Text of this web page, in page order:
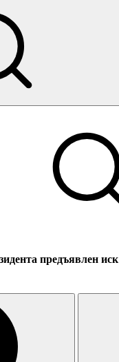
предъявлен иск